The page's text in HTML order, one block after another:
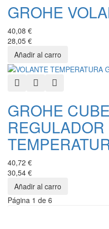
GROHE
40,08 €
28,05 €
Quick ViewAdd to Wishlist
GROHE
REGULADOR
40,72 €
30,54 €
Página 1 de 6